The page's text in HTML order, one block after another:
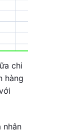
chi
hàng
nhân